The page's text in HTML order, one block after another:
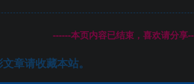
------本页内容已结束，喜欢请分享
章请收藏本站。